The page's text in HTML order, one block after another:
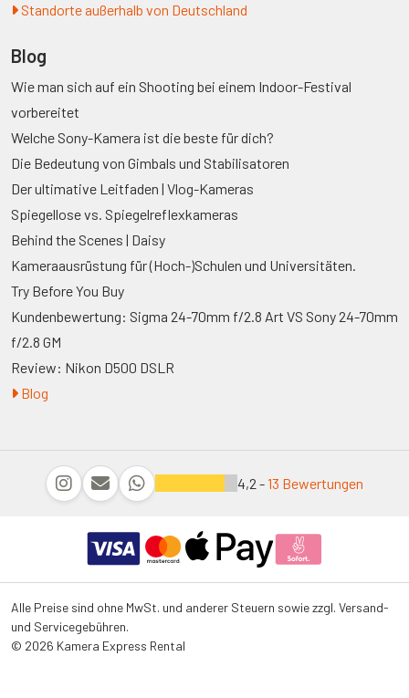
Standorte außerhalb von Deutschland
Blog
Wie man sich auf ein Shooting bei einem Indoor-Festival
vorbereitet
Welche Sony-Kamera ist die beste für dich?
Die Bedeutung von Gimbals und Stabilisatoren
Der ultimative Leitfaden | Vlog-Kameras
Spiegellose vs. Spiegelreflexkameras
Behind the Scenes | Daisy
Kameraausrüstung für (Hoch-)Schulen und Universitäten.
Try Before You Buy
Kundenbewertung: Sigma 24-70mm f/2.8 Art VS Sony 24-70mm
f/2.8 GM
Review: Nikon D500 DSLR
Blog
4,2 -13 Bewertungen
Alle Preise sind ohne MwSt. und anderer Steuern sowie zzgl. Versand-
und Servicegebühren.
© 2026 Kamera Express Rental